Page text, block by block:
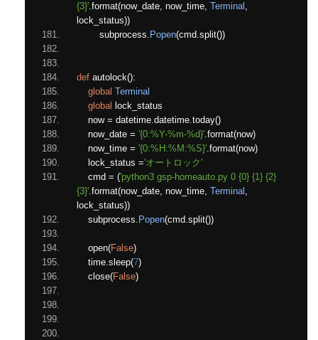
{3}'.format(now_date, now_time, Terminal ,
lock_status))
        subprocess
. Popen(cmd.split())
def autolock():
global Terminal
global lock_status
    now
= datetime.datetime.today()
    now_date
= '{0:%Y-%m-%d}'.format(now)
    now_time
= '{0:%H:%M:%S}'.format(now)
    lock_status
='オートロック'
    cmd
= ('python3 gsp-homeauto.py 0 {0} {1} {2}
{3}'.format(now_date, now_time, Terminal ,
lock_status))
    subprocess
. Popen(cmd.split())
    open
(False)
    time
.sleep(7)
    close
(False)